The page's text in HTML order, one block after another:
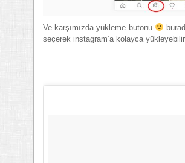
Ve karşımızda yükleme butonu
seçerek instagram’a kolayca